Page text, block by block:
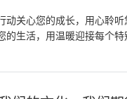
动关心您的成长，用心聆听
的生活，用温暖迎接每个特